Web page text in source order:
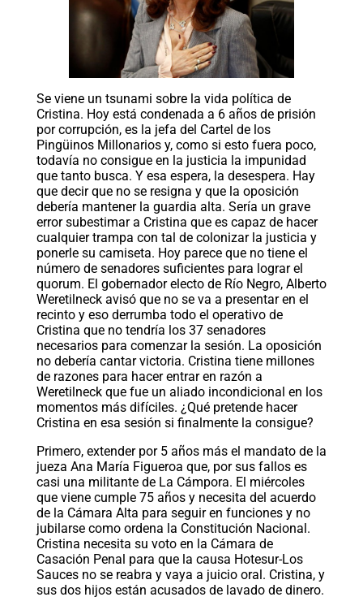
Se viene un tsunami sobre la vida política de
Cristina. Hoy está condenada a 6 años de prisión
por corrupción, es la jefa del Cartel de los
Pingüinos Millonarios y, como si esto fuera poco,
todavía no consigue en la justicia la impunidad
que tanto busca. Y esa espera, la desespera. Hay
que decir que no se resigna y que la oposición
debería mantener la guardia alta. Sería un grave
error subestimar a Cristina que es capaz de hacer
cualquier trampa con tal de colonizar la justicia y
ponerle su camiseta. Hoy parece que no tiene el
número de senadores suficientes para lograr el
quorum. El gobernador electo de Río Negro, Alberto
Weretilneck avisó que no se va a presentar en el
recinto y eso derrumba todo el operativo de
Cristina que no tendría los 37 senadores
necesarios para comenzar la sesión. La oposición
no debería cantar victoria. Cristina tiene millones
de razones para hacer entrar en razón a
Weretilneck que fue un aliado incondicional en los
momentos más difíciles. ¿Qué pretende hacer
Cristina en esa sesión si finalmente la consigue?
Primero, extender por 5 años más el mandato de la
jueza Ana María Figueroa que, por sus fallos es
casi una militante de La Cámpora. El miércoles
que viene cumple 75 años y necesita del acuerdo
de la Cámara Alta para seguir en funciones y no
jubilarse como ordena la Constitución Nacional.
Cristina necesita su voto en la Cámara de
Casación Penal para que la causa Hotesur-Los
Sauces no se reabra y vaya a juicio oral. Cristina, y
sus dos hijos están acusados de lavado de dinero.